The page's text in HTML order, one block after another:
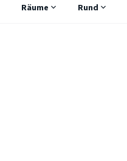
Räume Rund